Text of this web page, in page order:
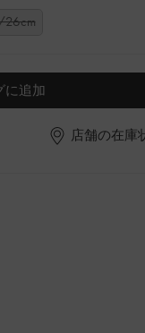
に追加
店舗の在庫